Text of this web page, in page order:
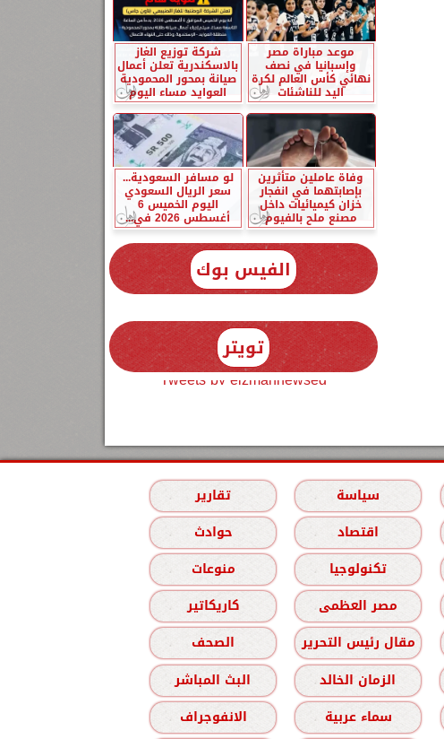
موعد مباراة مصر
وإسبانيا في نصف
نهائي كأس العالم لكرة
اليد للناشئات
شركة توزيع الغاز
بالاسكندرية تعلن أعمال
صيانة بمحور المحمودية
العوايد مساء اليوم
وفاة عاملين متأثرين
بإصابتهما في انفجار
خزان كيميائيات داخل
مصنع ملح بالفيوم
لو مسافر السعودية...
سعر الريال السعودي
اليوم الخميس 6
أغسطس 2026 في...
الفيس بوك
تويتر
Tweets by elzmannewseg
سياسة
تقارير
اقتصاد
حوادث
تكنولوجيا
منوعات
مصر العظمى
كاريكاتير
مقال رئيس التحرير
الصحف
الزمان الخالد
البث المباشر
سماء عربية الانفوجراف